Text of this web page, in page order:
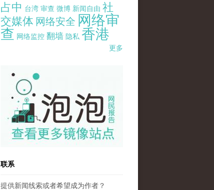
占中 台湾 审查 微博 新闻自由 社
交媒体 网络安全 网络审
查 网络监控 翻墙 隐私 香港
更多
pao-pao-banner-mirror-site-120814.jpg
联系
提供新闻线索或者希望成为作者？